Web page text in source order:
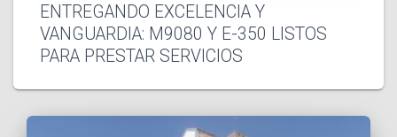
ENTREGANDO EXCELENCIA Y
VANGUARDIA: M9080 Y E-350 LISTOS
PARA PRESTAR SERVICIOS